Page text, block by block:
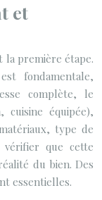
et
la première étape.
fondamentale,
complète, le
cuisine équipée),
type de
vérifier que cette
du bien. Des
essentielles.